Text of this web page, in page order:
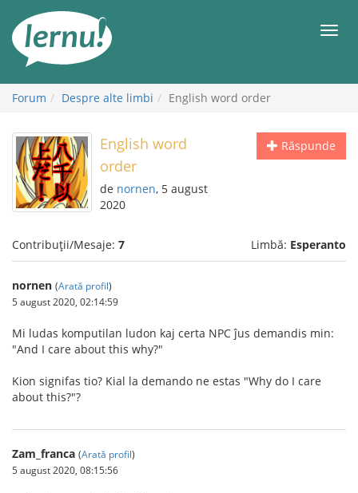
conținut
Forum Despre alte limbi English word order
Răspunde
English word
order
de nornen, 5 august
2020
Contribuții/Mesaje: 7 Limbă: Esperanto
nornen (Arată profil)
5 august 2020, 02:14:59
Mi ludas komputilan ludon kaj certa NPC ĵus demandis min:
"And I care about this why?"
Kion signifas tio? Kial la demando ne estas "Why do I care
about this?"?
Zam_franca (Arată profil)
5 august 2020, 08:15:56